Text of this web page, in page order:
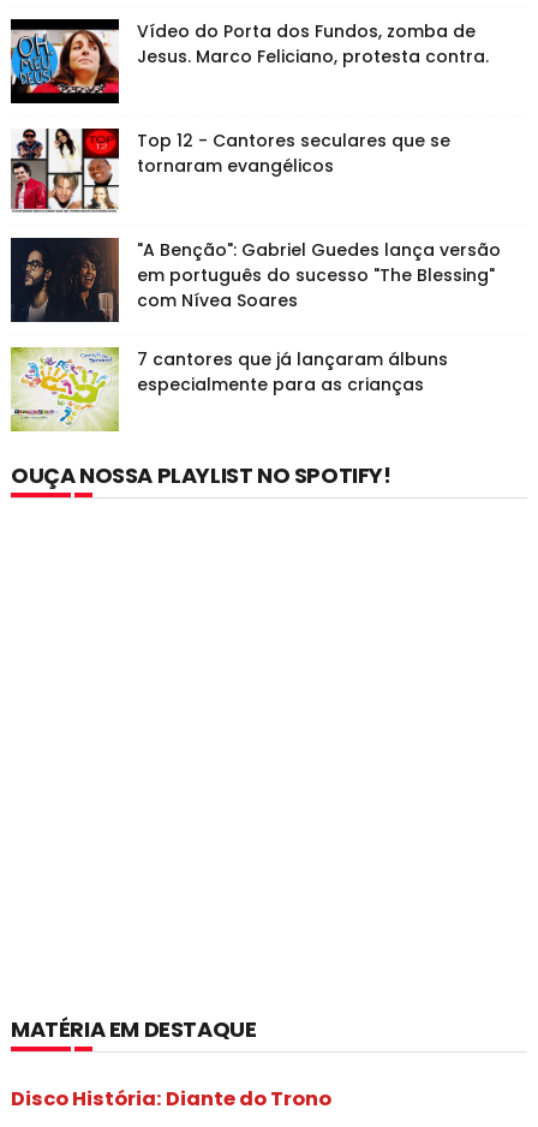
Vídeo do Porta dos Fundos, zomba de
Jesus. Marco Feliciano, protesta contra.
Top 12 - Cantores seculares que se
tornaram evangélicos
"A Benção": Gabriel Guedes lança versão
em português do sucesso "The Blessing"
com Nívea Soares
7 cantores que já lançaram álbuns
especialmente para as crianças
OUÇA NOSSA PLAYLIST NO SPOTIFY!
MATÉRIA EM DESTAQUE
Disco História: Diante do Trono